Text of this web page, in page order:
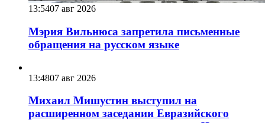
13:5407 авг 2026
Мэрия Вильнюса запретила письменные
обращения на русском языке
13:4807 авг 2026
Михаил Мишустин выступил на
расширенном заседании Евразийского